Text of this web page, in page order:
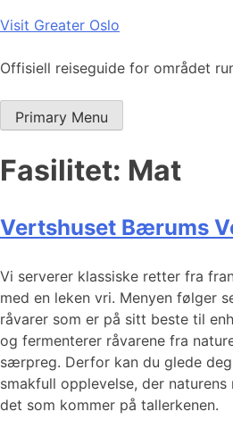
Skip
content
Visit Greater Oslo
Offisiell reiseguide for området
Primary Menu
Fasilitet: Mat
Vertshuset Bærums
Vi serverer klassiske retter fra
med en leken vri. Menyen følger
råvarer som er på sitt beste til
og fermenterer råvarene fra
særpreg. Derfor kan du glede
smakfull opplevelse, der
det som kommer på tallerkenen.